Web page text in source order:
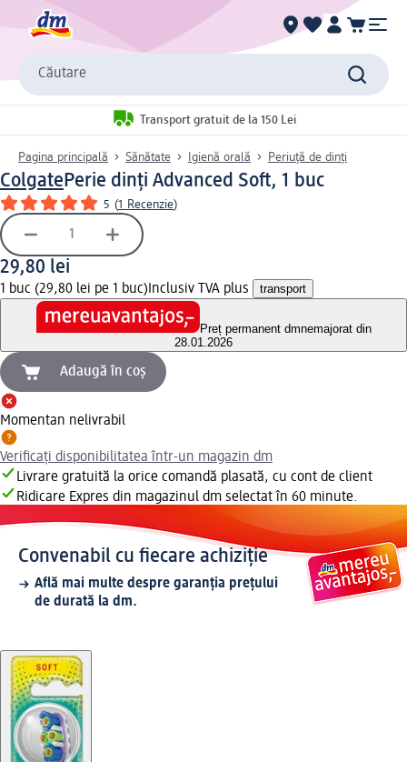
Căutare
Transport gratuit de la 150 Lei
Pagina principală Sănătate Igienă orală Periuță de dinți
ColgatePerie dinți Advanced Soft, 1 buc
5 (1 Recenzie)
29,80 lei
1 buc (29,80 lei pe 1 buc) Inclusiv TVA plus transport
Preț permanent dmnemajorat din
28.01.2026
Adaugă în coș
Momentan nelivrabil
Verificați disponibilitatea într-un magazin dm
Livrare gratuită la orice comandă plasată, cu cont de client
Ridicare Expres din magazinul dm selectat în 60 minute.
Convenabil cu fiecare achiziție
Află mai multe despre garanția prețului
de durată la dm.